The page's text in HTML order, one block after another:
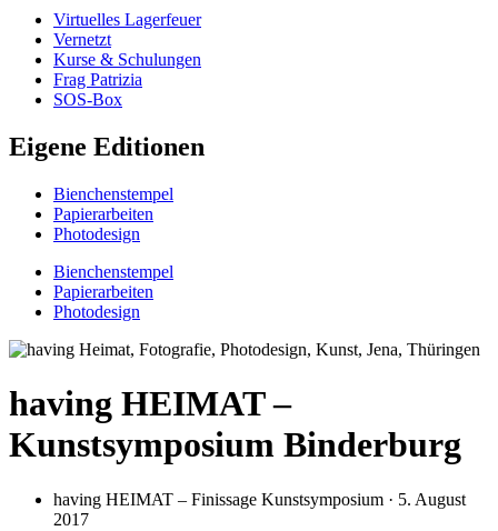
Virtuelles Lagerfeuer
Vernetzt
Kurse & Schulungen
Frag Patrizia
SOS-Box
Eigene Editionen
Bienchenstempel
Papierarbeiten
Photodesign
Bienchenstempel
Papierarbeiten
Photodesign
having HEIMAT –
Kunstsymposium Binderburg
having HEIMAT – Finissage Kunstsymposium · 5. August
2017